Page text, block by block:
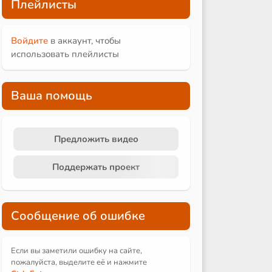
Плейлисты
Войдите в аккаунт, чтобы
использовать плейлисты
Ваша помощь
Предложить видео
Поддержать проект
Сообщение об ошибке
Если вы заметили ошибку на сайте,
пожалуйста, выделите её и нажмите